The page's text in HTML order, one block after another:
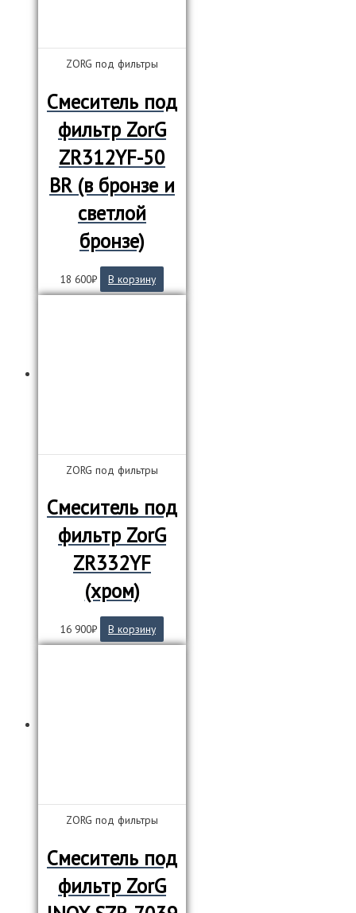
ZORG под фильтры
Смеситель под
фильтр ZorG
ZR312YF-50
BR (в бронзе и
светлой
бронзе)
18 600₽ В корзину
ZORG под фильтры
Смеситель под
фильтр ZorG
ZR332YF
(хром)
16 900₽ В корзину
ZORG под фильтры
Смеситель под
фильтр ZorG